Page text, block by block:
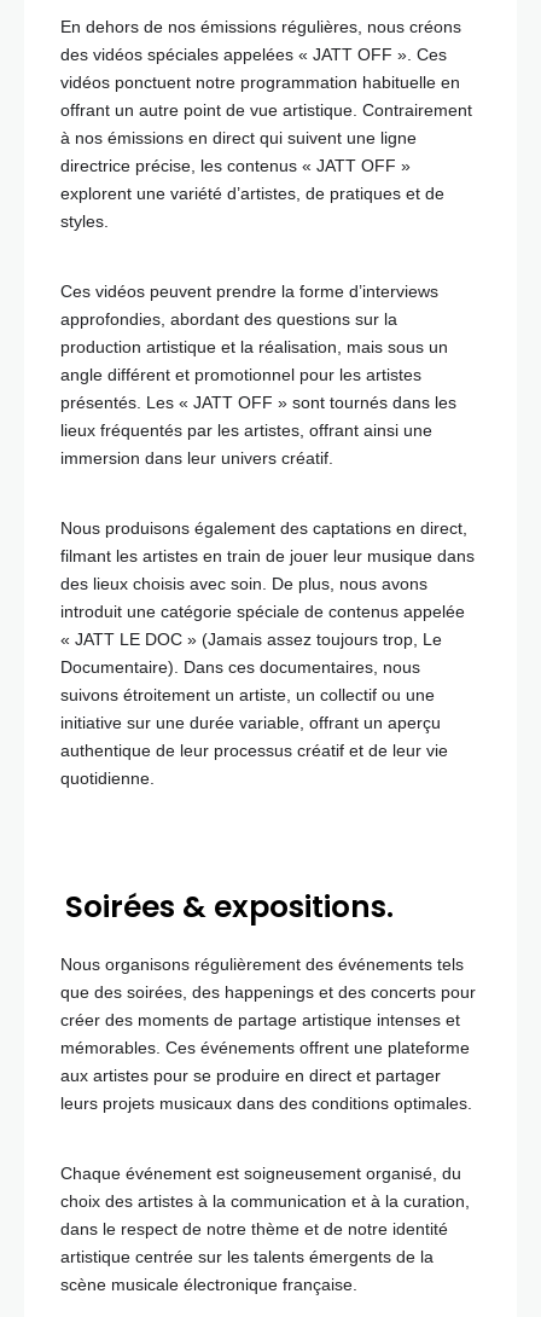
En dehors de nos émissions régulières, nous créons
des vidéos spéciales appelées « JATT OFF ». Ces
vidéos ponctuent notre programmation habituelle en
offrant un autre point de vue artistique. Contrairement
à nos émissions en direct qui suivent une ligne
directrice précise, les contenus « JATT OFF »
explorent une variété d’artistes, de pratiques et de
styles.
Ces vidéos peuvent prendre la forme d’interviews
approfondies, abordant des questions sur la
production artistique et la réalisation, mais sous un
angle différent et promotionnel pour les artistes
présentés. Les « JATT OFF » sont tournés dans les
lieux fréquentés par les artistes, offrant ainsi une
immersion dans leur univers créatif.
Nous produisons également des captations en direct,
filmant les artistes en train de jouer leur musique dans
des lieux choisis avec soin. De plus, nous avons
introduit une catégorie spéciale de contenus appelée
« JATT LE DOC » (Jamais assez toujours trop, Le
Documentaire). Dans ces documentaires, nous
suivons étroitement un artiste, un collectif ou une
initiative sur une durée variable, offrant un aperçu
authentique de leur processus créatif et de leur vie
quotidienne.
Soirées & expositions.
Nous organisons régulièrement des événements tels
que des soirées, des happenings et des concerts pour
créer des moments de partage artistique intenses et
mémorables. Ces événements offrent une plateforme
aux artistes pour se produire en direct et partager
leurs projets musicaux dans des conditions optimales.
Chaque événement est soigneusement organisé, du
choix des artistes à la communication et à la curation,
dans le respect de notre thème et de notre identité
artistique centrée sur les talents émergents de la
scène musicale électronique française.